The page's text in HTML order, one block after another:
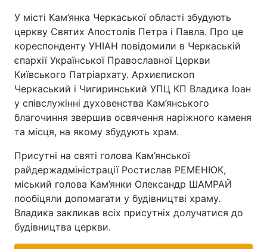
У місті Кам’янка Черкаської області збудують
церкву Святих Апостолів Петра і Павла. Про це
кореспонденту УНІАН повідомили в Черкаській
єпархії Української Православної Церкви
Київського Патріархату. Архиєпископ
Черкаський і Чигиринський УПЦ КП Владика Іоан
у співслужінні духовенства Кам’янського
благочиння звершив освячення наріжного каменя
та місця, на якому збудують храм.
Присутні на святі голова Кам’янської
райдержадміністрації Ростислав РЕМЕНЮК,
міський голова Кам’янки Олександр ШАМРАЙ
пообіцяли допомагати у будівництві храму.
Владика закликав всіх присутніх долучатися до
будівництва церкви.